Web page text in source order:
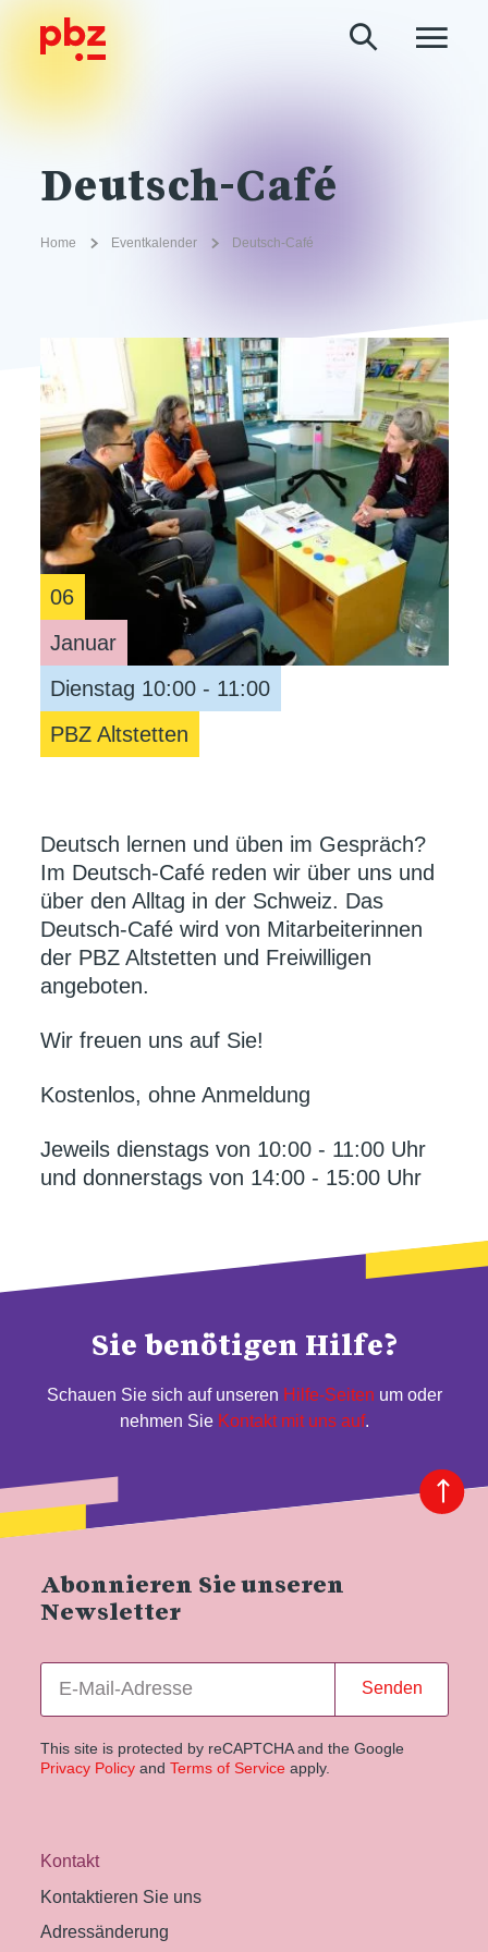
Deutsch-Café
Home Eventkalender Deutsch-Café
06
Januar
Dienstag 10:00 - 11:00
PBZ Altstetten
Deutsch lernen und üben im Gespräch?
Im Deutsch-Café reden wir über uns und
über den Alltag in der Schweiz. Das
Deutsch-Café wird von Mitarbeiterinnen
der PBZ Altstetten und Freiwilligen
angeboten.
Wir freuen uns auf Sie!
Kostenlos, ohne Anmeldung
Jeweils dienstags von 10:00 - 11:00 Uhr
und donnerstags von 14:00 - 15:00 Uhr
Sie benötigen Hilfe?
Schauen Sie sich auf unseren Hilfe-Seiten um oder
nehmen Sie Kontakt mit uns auf.
Abonnieren Sie unseren
Newsletter
Senden
This site is protected by reCAPTCHA and the Google
Privacy Policyand Terms of Service apply.
Kontakt
Kontaktieren Sie uns
Adressänderung